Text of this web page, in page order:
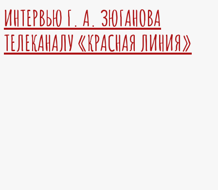
ИНТЕРВЬЮ Г. А. ЗЮГАНОВА
ТЕЛЕКАНАЛУ «КРАСНАЯ ЛИНИЯ»